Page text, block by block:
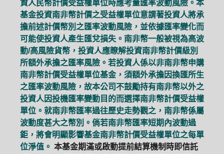
資人民幣計價受益權單位時應考量匯率波動風險。本
基金投資南非幣計價之受益權單位意謂著投資人將承
擔前述計價幣別之匯率波動風險，並依據匯率變化而
可能使投資人產生匯兌損失。南非幣一般被視為高波
動/高風險貨幣，投資人應瞭解投資南非幣計價級別
所額外承擔之匯率風險。若投資人係以非南非幣申購
南非幣計價受益權單位基金，須額外承擔因換匯所生
之匯率波動風險，故本公司不鼓勵持有南非幣以外之
投資人因投機匯率變動目的而選擇南非幣計價受益權
單位。就南非幣匯率過往歷史走勢觀之，南非幣係屬
波動度甚大之幣別。倘若南非幣匯率短期內波動過
鉅，將會明顯影響基金南非幣計價受益權單位之每單
位淨值。 本基金期滿或啟動提前結算機制時即信託